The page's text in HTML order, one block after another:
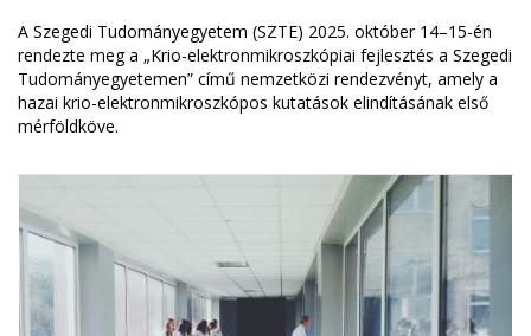
A Szegedi Tudományegyetem (SZTE) 2025. október 14–15-én
rendezte meg a „Krio-elektronmikroszkópiai fejlesztés a Szegedi
Tudományegyetemen” című nemzetközi rendezvényt, amely a
hazai krio-elektronmikroszkópos kutatások elindításának első
mérföldköve.